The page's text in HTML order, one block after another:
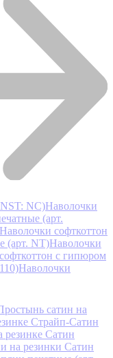
NC)Наволочки
(арт.
Наволочки софткоттон
(арт. NT)Наволочки
с гипюром
Наволочки
сатин на
Страйп-Сатин
резинке Сатин
на резинки Сатин